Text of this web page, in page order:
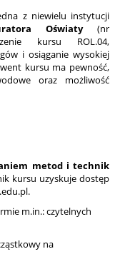
z niewielu instytucji
Oświaty(nr
kursu ROL.04,
i osiąganie wysokiej
kursu ma pewność,
oraz możliwość
metod i technik
kursu uzyskuje dostęp
m.in.: czytelnych
na